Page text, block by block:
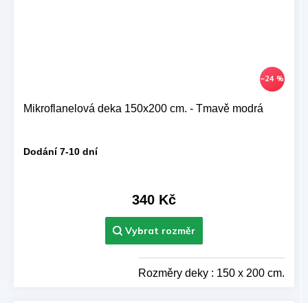
–24 %
Mikroflanelová deka 150x200 cm. - Tmavě modrá
Dodání 7-10 dní
340 Kč
Rozměry deky : 150 x 200 cm.